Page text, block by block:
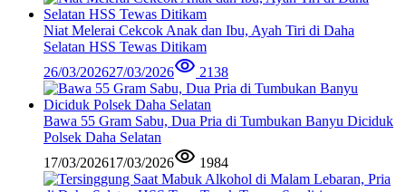
Niat Melerai Cekcok Anak dan Ibu, Ayah Tiri di Daha
Selatan HSS Tewas Ditikam
26/03/202627/03/2026 2138
Bawa 55 Gram Sabu, Dua Pria di Tumbukan Banyu Diciduk
Polsek Daha Selatan
17/03/202617/03/2026 1984